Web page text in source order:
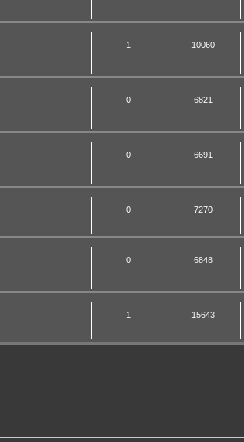
1 10060
0 6821
0 6691
0 7270
0 6848
1 15643